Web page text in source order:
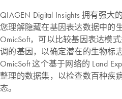
QIAGEN Digital Insights 拥有强
您理解隐藏在基因表达数据中的
OmicSoft，可以比较基因表达模
调的基因，以确定潜在的生物标
OmicSoft 这个基于网络的 Land
整理的数据集，以检查数百种疾
态。